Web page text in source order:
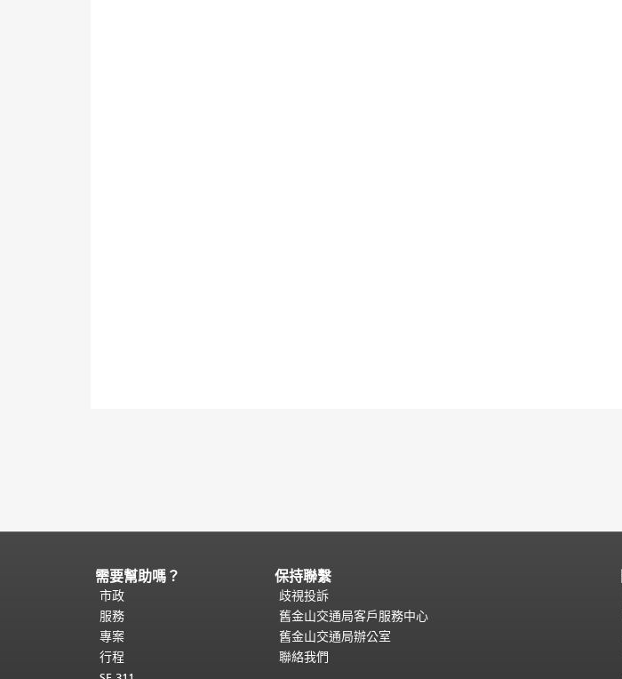
頁
面
內
容
結
束。本
需要幫助嗎？
市政
服務
專案
行程
保持聯繫
歧視投訴
舊金山交通局客戶服務中心
舊金山交通局辦公室
聯絡我們